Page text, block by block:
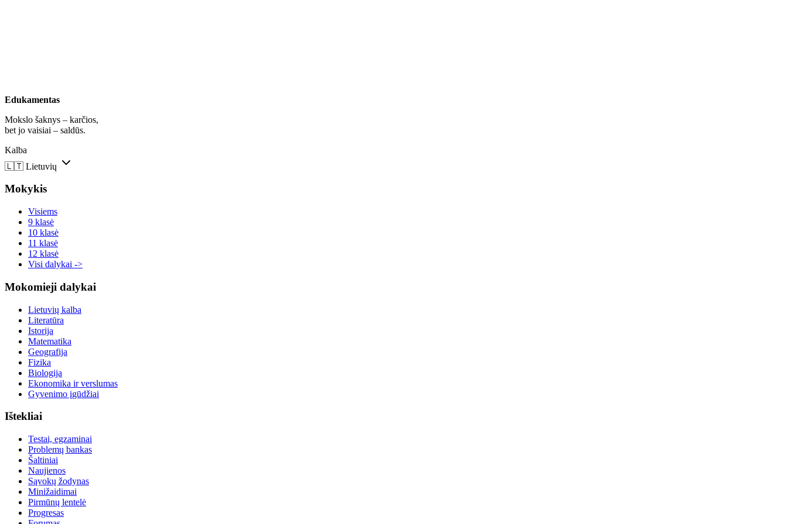
Edukamentas
Mokslo šaknys – karčios,
bet jo vaisiai – saldūs.
Kalba
🇱🇹 Lietuvių
Mokykis
Visiems
9 klasė
10 klasė
11 klasė
12 klasė
Visi dalykai ->
Mokomieji dalykai
Lietuvių kalba
Literatūra
Istorija
Matematika
Geografija
Fizika
Biologija
Ekonomika ir verslumas
Gyvenimo įgūdžiai
Ištekliai
Testai, egzaminai
Problemų bankas
Šaltiniai
Naujienos
Sąvokų žodynas
Minižaidimai
Pirmūnų lentelė
Progresas